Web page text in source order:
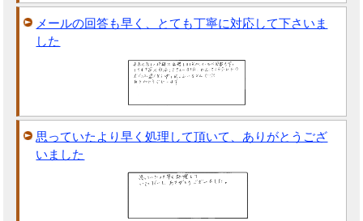
メールの回答も早く、とても丁寧に対応して下さいま
した
思っていたより早く処理して頂いて、ありがとうござ
いました